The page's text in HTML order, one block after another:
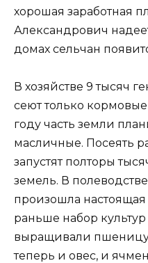
хорошая заработная
Александрович
домах сельчан
В хозяйстве 9 тысяч
сеют только
году часть земли
масличные. Посеять
запустят полторы
земель. В
произошла
раньше набор
выращивали пшеницу,
теперь и овес, и